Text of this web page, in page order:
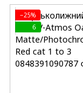
−25%
6